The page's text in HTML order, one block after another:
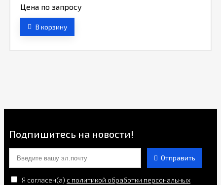
Цена по запросу
В корзину
Подпишитесь на новости!
Отправить
Я согласен(a) с политикой обработки персональных